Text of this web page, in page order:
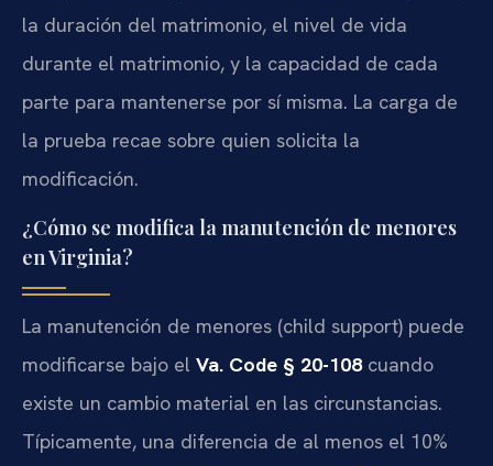
la duración del matrimonio, el nivel de vida
durante el matrimonio, y la capacidad de cada
parte para mantenerse por sí misma. La carga de
la prueba recae sobre quien solicita la
modificación.
¿Cómo se modifica la manutención de menores
en Virginia?
La manutención de menores (child support) puede
modificarse bajo el Va. Code § 20-108cuando
existe un cambio material en las circunstancias.
Típicamente, una diferencia de al menos el 10%